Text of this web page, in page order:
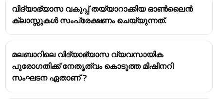
വിദ്യാഭ്യാസ വകുപ്പ് തയ്യാറാക്കിയ ഓൺലൈൻ
ക്ലാസ്സുകൾ സംപ്രേക്ഷണം ചെയ്യുന്നത്.
മലബാറിലെ വിദ്യാഭ്യാസ വ്യവസായിക
പുരോഗതിക്ക് നേതൃത്വം കൊടുത്ത മിഷിനറി
സംഘടന ഏതാണ് ?